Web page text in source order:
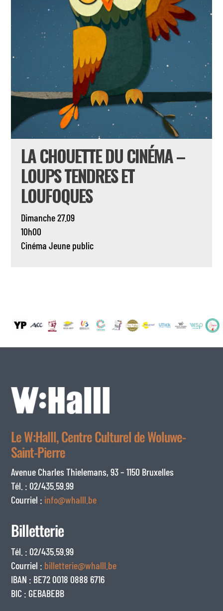
LA CHOUETTE DU CINÉMA –
LOUPS TENDRES ET
LOUFOQUES
Dimanche 27.09
10h00
Cinéma Jeune public
Le W:Halll, Centre Culturel de Woluwe-
Saint-Pierre
Avenue Charles Thielemans, 93 – 1150 Bruxelles
Tél. : 02/435.59.99
Courriel : info@whalll.be
Billetterie
Tél. : 02/435.59.99
Courriel : billetterie@whalll.be
IBAN : BE72 0018 0888 6716
BIC : GEBABEBB